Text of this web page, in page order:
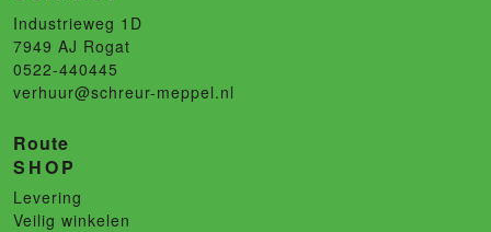
Industrieweg 1D
7949 AJ Rogat
0522-440445
verhuur@schreur-meppel.nl
Route
SHOP
Levering
Veilig winkelen